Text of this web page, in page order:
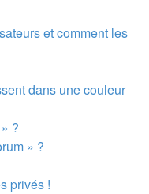
et comment les
dans une couleur
?
» ?
privés !